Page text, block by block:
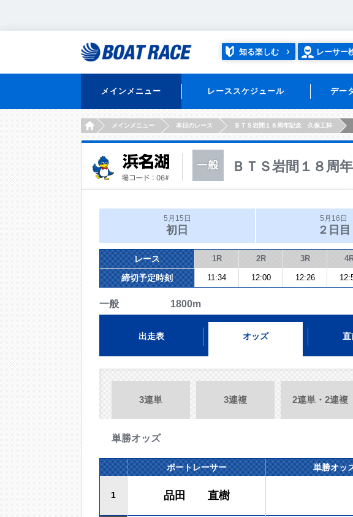
知る楽しむ レーサー
メインメニュー レーススケジュール デー
HOMEメインメニュー 本日のレース ＢＴＳ岩間１８周年記念 久保工杯
ＢＴＳ岩間１８周
5月15日
初日
5月16日
２日目
レース 1R 2R 3R
締切予定時刻 11:34 12:00 12:26
一般 1800m
出走表 オッズ 直
3連単 3連複 2連単・2連複
単勝オッズ
ボートレーサー 単勝オッ
1 品田 直樹